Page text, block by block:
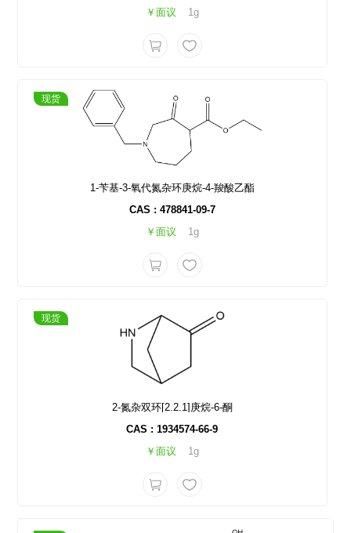
￥面议
1g
现货
1-苄基-3-氧代氮杂环庚烷-4-羧酸乙酯
CAS : 478841-09-7
￥面议
1g
现货
2-氮杂双环[2.2.1]庚烷-6-酮
CAS : 1934574-66-9
￥面议
1g